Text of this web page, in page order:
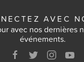
AVEC
avec nos dernières
événements.